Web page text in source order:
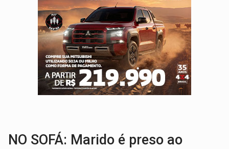
PREVISÃO:Porto Velho tem chances de chuvas isoladas nesta
SINDICATOS UNIDOS:Assembleia Geral delibera greve da educação
PROCESSO SELETIVO:Rondoniaovivo abre oficina de Comunicação com
AGOSTO LILÁS:MPRO lança de portal e promove reflexão sobre trajetória da
REGULARIZAÇÃO:Refis 2026 segue até o fim do ano para
NO SOFÁ: Marido é preso ao